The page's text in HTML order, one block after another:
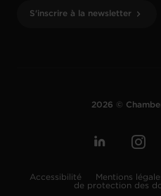
S'inscrire à la newsletter
2026 ©
Accessibilité Mentions
de protection des